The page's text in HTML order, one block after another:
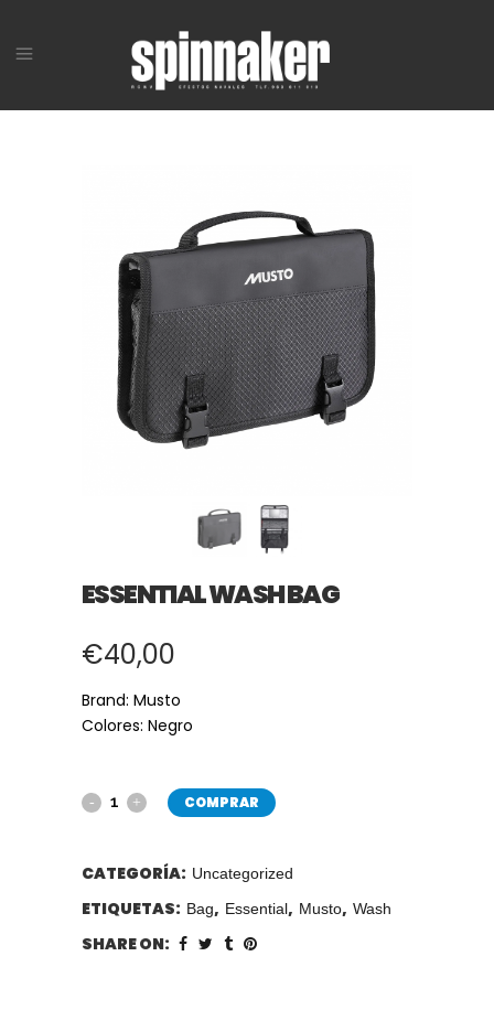
ESSENTIAL WASH BAG
€40,00
Brand: Musto
Colores: Negro
COMPRAR
CATEGORÍA: Uncategorized
ETIQUETAS: Bag, Essential, Musto, Wash
SHARE ON: